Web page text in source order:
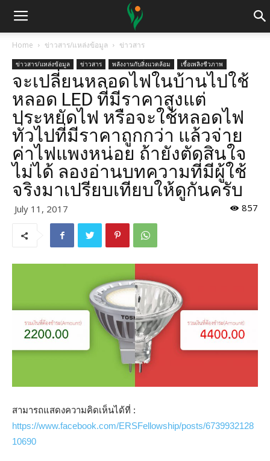
Home ข่าวสาร/แหล่งข้อมูล ข่าวสาร
ข่าวสาร/แหล่งข้อมูล ข่าวสาร พลังงานกับสิ่งแวดล้อม เชื้อเพลิงชีวภาพ
จะเปลี่ยนหลอดไฟในบ้านไปใช้
หลอด LED ที่มีราคาสูงแต่
ประหยัดไฟ หรือจะใช้หลอดไฟ
ทั่วไปที่มีราคาถูกกว่า แล้วจ่าย
ค่าไฟแพงหน่อย ถ้ายังตัดสินใจ
ไม่ได้ ลองอ่านบทความที่มีผู้ใช้
จริงมาเปรียบเทียบให้ดูกันครับ
July 11, 2017 857
สามารถแสดงความคิดเห็นได้ที่ :
https://www.facebook.com/ERSFellowship/posts/6739932128
10690